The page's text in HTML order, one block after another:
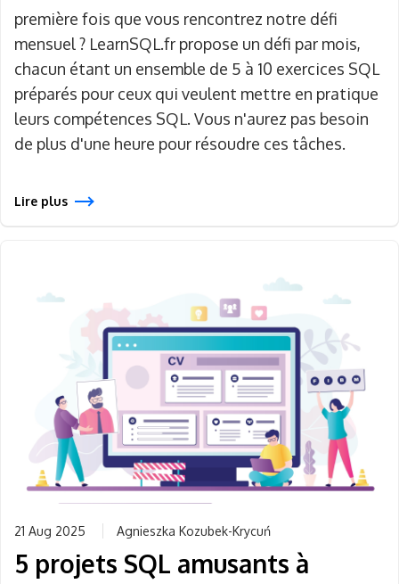
première fois que vous rencontrez notre défi
mensuel ? LearnSQL.fr propose un défi par mois,
chacun étant un ensemble de 5 à 10 exercices SQL
préparés pour ceux qui veulent mettre en pratique
leurs compétences SQL. Vous n'aurez pas besoin
de plus d'une heure pour résoudre ces tâches.
Lire plus
21 Aug 2025 Agnieszka Kozubek-Krycuń
5 projets SQL amusants à